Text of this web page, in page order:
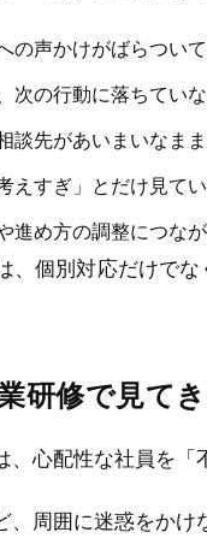
の声かけがばらつい
次の行動に落ちてい
談先があいまいなま
えすぎ」とだけ見て
進め方の調整につな
、個別対応だけで
研修で見て
、心配性な社員を
、周囲に迷惑をか